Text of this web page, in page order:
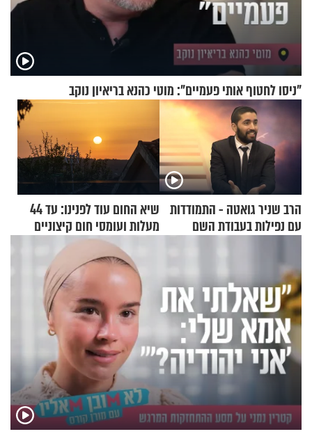
"ניסו לחטוף אותי פעמיים": מוטי כהנא בריאיון נוקב
הרב שניר גואטה - התמודדות
עם נפילות בעבודת השם
שיא החום עוד לפנינו: עד 44
מעלות ועומסי חום קיצוניים